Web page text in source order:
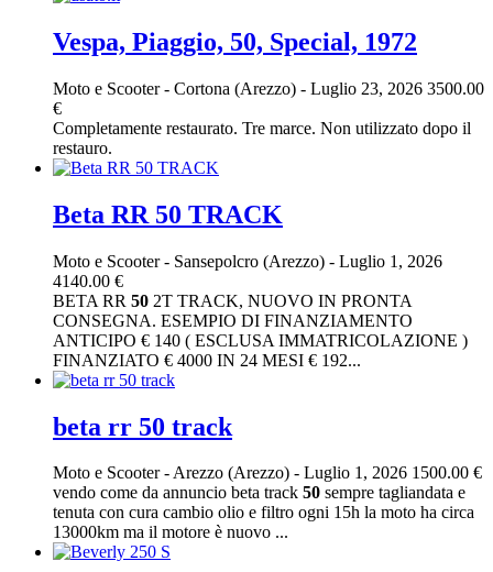
Vespa, Piaggio, 50, Special, 1972
Moto e Scooter- Cortona (Arezzo) - Luglio 23, 2026 3500.00
€
Completamente restaurato. Tre marce. Non utilizzato dopo il
restauro.
Beta RR 50 TRACK
Moto e Scooter- Sansepolcro (Arezzo) - Luglio 1, 2026
4140.00 €
BETA RR 50 2T TRACK, NUOVO IN PRONTA
CONSEGNA. ESEMPIO DI FINANZIAMENTO
ANTICIPO € 140 ( ESCLUSA IMMATRICOLAZIONE )
FINANZIATO € 4000 IN 24 MESI € 192...
beta rr 50 track
Moto e Scooter-Arezzo (Arezzo) - Luglio 1, 2026 1500.00 €
vendo come da annuncio beta track 50 sempre tagliandata e
tenuta con cura cambio olio e filtro ogni 15h la moto ha circa
13000km ma il motore è nuovo ...